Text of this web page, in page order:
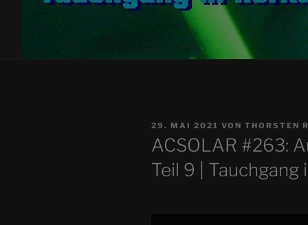
VERÖFFENTLICHT
AM
29. MAI 2021 VON THORSTEN
ACSOLAR #263:
Teil 9 |